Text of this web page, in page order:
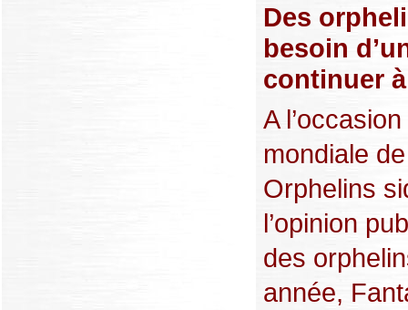
Des
besoin
continuer
A
mondiale
Orphelins
l’opinion
des
année,